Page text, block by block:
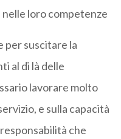
loro competenze
per suscitare la
al di là delle
lavorare molto
e sulla capacità
che